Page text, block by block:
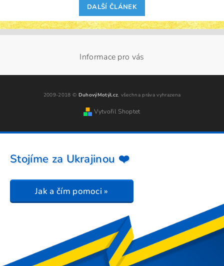
DALŠÍ ČLÁNEK
Informace pro vás
2009-2018 © DuhovýMotýl.cz, všechna práva vyhrazena
Vytvořil Shoptet
Stojíme za Ukrajinou ❤️
Jak a čím pomoci »